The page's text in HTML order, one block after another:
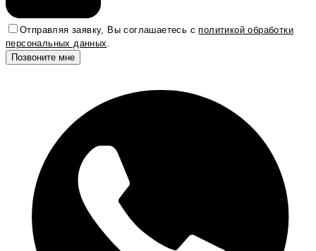
Отправляя заявку, Вы соглашаетесь сполитикой обработки
персональных данных.